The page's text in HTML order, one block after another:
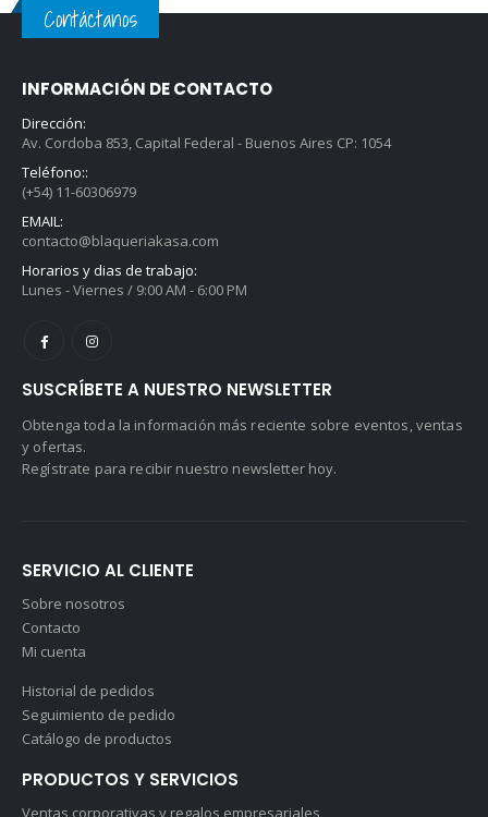
Contáctanos
INFORMACIÓN DE CONTACTO
Dirección:
Av. Cordoba 853, Capital Federal - Buenos Aires CP: 1054
Teléfono::
(+54) 11-60306979
EMAIL:
contacto@blaqueriakasa.com
Horarios y dias de trabajo:
Lunes - Viernes / 9:00 AM - 6:00 PM
SUSCRÍBETE A NUESTRO NEWSLETTER
Obtenga toda la información más reciente sobre eventos, ventas
y ofertas.
Regístrate para recibir nuestro newsletter hoy.
SERVICIO AL CLIENTE
Sobre nosotros
Contacto
Mi cuenta
Historial de pedidos
Seguimiento de pedido
Catálogo de productos
PRODUCTOS Y SERVICIOS
Ventas corporativas y regalos empresariales